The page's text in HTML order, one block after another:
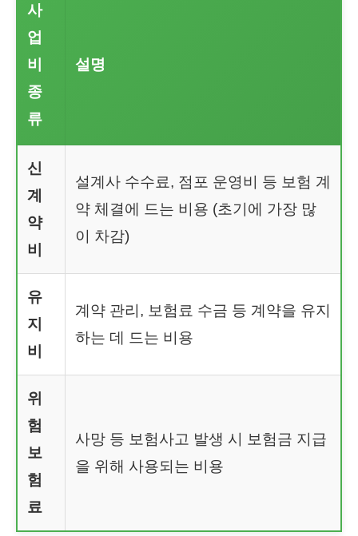
사
업
비
종
류
설명
신
계
약
비
설계사 수수료, 점포 운영비 등 보험 계
약 체결에 드는 비용 (초기에 가장 많
이 차감)
유
지
비
계약 관리, 보험료 수금 등 계약을 유지
하는 데 드는 비용
위
험
보
험
료
사망 등 보험사고 발생 시 보험금 지급
을 위해 사용되는 비용